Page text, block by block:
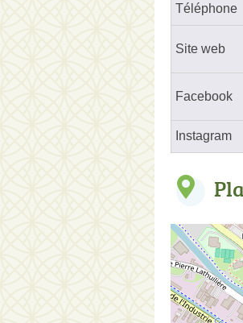
Téléphone
Site web
Facebook
Instagram